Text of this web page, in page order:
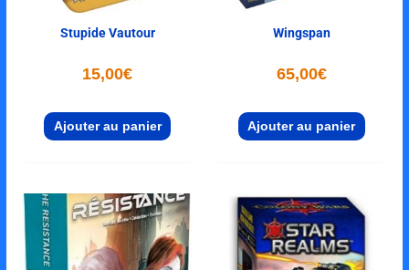
Stupide Vautour
15,00€
Ajouter au panier
Wingspan
65,00€
Ajouter au panier